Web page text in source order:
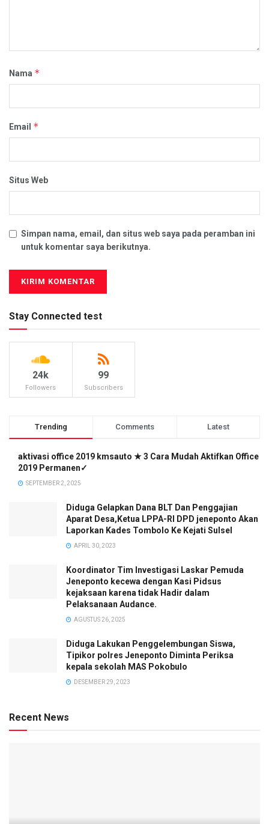
Nama *
Email *
Situs Web
Simpan nama, email, dan situs web saya pada peramban ini
untuk komentar saya berikutnya.
Stay Connected test
24k
Followers
99
Subscribers
Trending Comments Latest
aktivasi office 2019 kmsauto ★ 3 Cara Mudah Aktifkan Office
2019 Permanen✓
SEPTEMBER 2, 2025
Diduga Gelapkan Dana BLT Dan Penggajian
Aparat Desa,Ketua LPPA-RI DPD jeneponto Akan
Laporkan Kades Tombolo Ke Kejati Sulsel
APRIL 30, 2023
Koordinator Tim Investigasi Laskar Pemuda
Jeneponto kecewa dengan Kasi Pidsus
kejaksaan karena tidak Hadir dalam
Pelaksanaan Audance.
AGUSTUS 26, 2025
Diduga Lakukan Penggelembungan Siswa,
Tipikor polres Jeneponto Diminta Periksa
kepala sekolah MAS Pokobulo
DESEMBER 29, 2023
Recent News